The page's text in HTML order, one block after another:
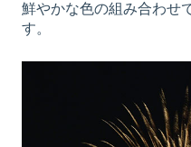
鮮やかな色の組み合わせ
す。